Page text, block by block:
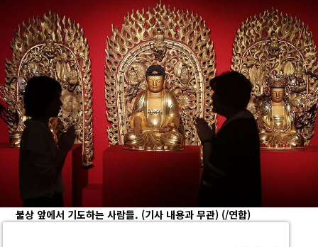
불상 앞에서 기도하는 사람들. (기사 내용과 무관) (/연합)